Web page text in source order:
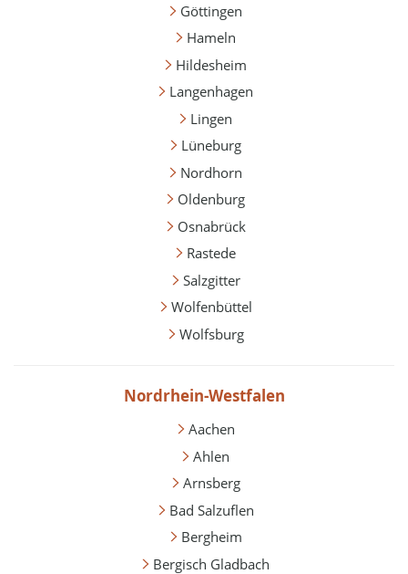
Göttingen
Hameln
Hildesheim
Langenhagen
Lingen
Lüneburg
Nordhorn
Oldenburg
Osnabrück
Rastede
Salzgitter
Wolfenbüttel
Wolfsburg
Nordrhein-Westfalen
Aachen
Ahlen
Arnsberg
Bad Salzuflen
Bergheim
Bergisch Gladbach